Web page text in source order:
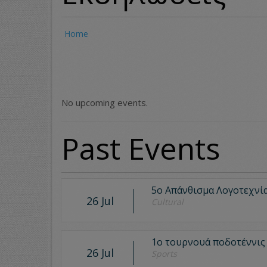
Home
No upcoming events.
Past Events
26 Jul
5ο Απάνθισμα
Cultural
26 Jul
1ο τουρνουά ποδοτέννις
Sports